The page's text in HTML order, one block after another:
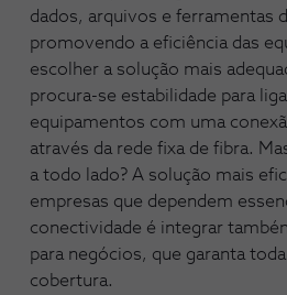
dados, arquivos e ferramentas
promovendo a eficiência das
escolher a solução mais
procura-se estabilidade para
equipamentos com uma
através da rede fixa de fibra.
a todo lado? A solução mais
empresas que dependem
conectividade é integrar
para negócios, que garanta
cobertura.